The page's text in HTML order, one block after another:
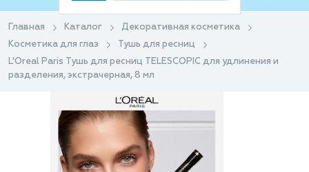
Главная Каталог
Декоративная косметика
Косметика для глаз
Тушь для ресниц
L'Oreal Paris Тушь для ресниц TELESCOPIC для удлинения и
разделения, экстрачерная, 8 мл